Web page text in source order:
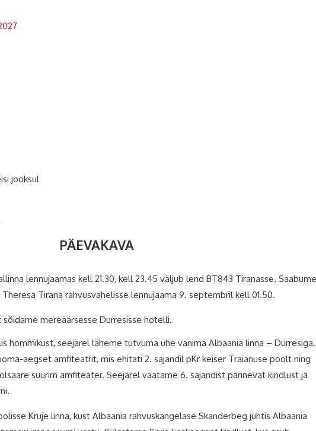
jooksul
PÄEVAKAVA
lennujaamas kell 21.30, kell 23.45 väljub lend BT843 Tiranasse. Saabume
Theresa Tirana rahvusvahelisse lennujaama 9. septembril kell 01.50.
sõidame mereäärsesse Durresisse hotelli.
hommikust, seejärel läheme tutvuma ühe vanima Albaania linna – Durresiga.
aegset amfiteatrit, mis ehitati 2. sajandil pKr keiser Traianuse poolt ning
suurim amfiteater. Seejärel vaatame 6. sajandist pärinevat kindlust ja
Kruje linna, kust Albaania rahvuskangelase Skanderbeg juhtis Albaania